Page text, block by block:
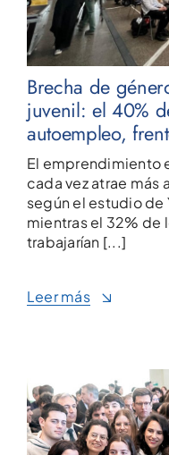
Brecha de
juvenil: el 40%
autoempleo,
El emprendimiento
cada vez atrae más
según el estudio de
mientras el 32% de
trabajarían [...]
Leer más